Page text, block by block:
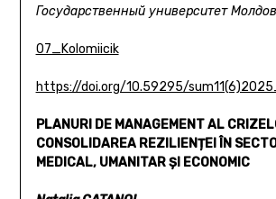
Государственный университет
07_Kolomiicik
https://doi.org/10.59295/
PLANURI DE MANAGEMENT AL
CONSOLIDAREA REZILIENȚEI ÎN
MEDICAL, UMANITAR ȘI ECONOMIC